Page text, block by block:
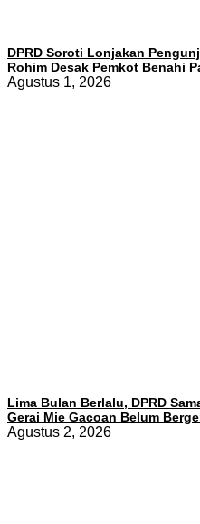
DPRD Soroti Lonjakan
Rohim Desak Pemkot Benahi
Agustus 1, 2026
Lima Bulan Berlalu, DPRD
Gerai Mie Gacoan Belum
Agustus 2, 2026